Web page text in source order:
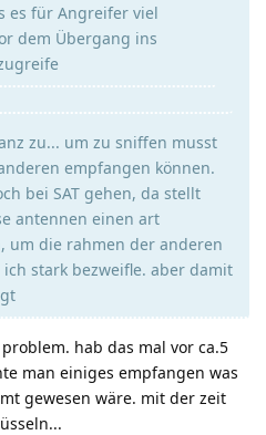
es für Angreifer viel
dem Übergang ins
zu... um zu sniffen musst
empfangen können.
bei SAT gehen, da stellt
antennen einen art
um die rahmen der anderen
stark bezweifle. aber damit
hab das mal vor ca.5
man einiges empfangen was
gewesen wäre. mit der zeit